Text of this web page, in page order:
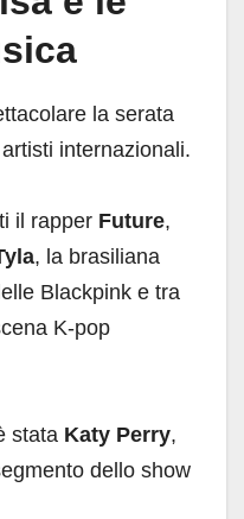
la serata
internazionali.
il rapper Future,
, la brasiliana
Blackpink e tra
K-pop
stata Katy Perry,
dello show